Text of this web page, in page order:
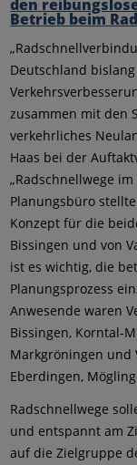
Deutschland
zusammen mit den
verkehrliches
Haas bei der
„Radschnellwege
Planungsbüro
Konzept für die
Bissingen und von
ist es wichtig, die
Planungsprozess
Anwesende waren
Bissingen, Korntal-
Markgröningen und
Eberdingen,
Radschnellwege
und entspannt am
auf die Zielgruppe